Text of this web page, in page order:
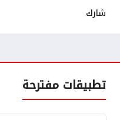
شارك
تطبيقات مفترحة